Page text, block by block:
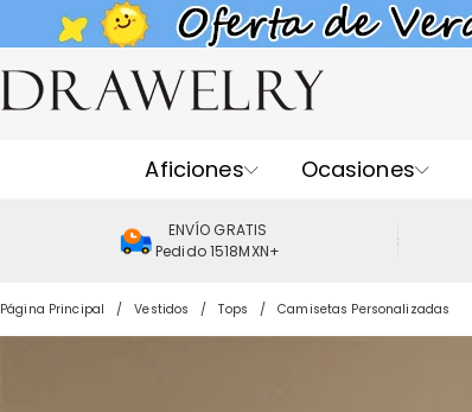
Aficiones Ocasiones
ENVÍO GRATIS
Pedido 1518MXN+
Página Principal Vestidos Tops Camisetas Personalizadas